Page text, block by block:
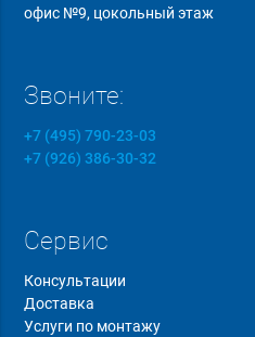
офис №9, цокольный этаж
Звоните:
+7 (495) 790-23-03
+7 (926) 386-30-32
Сервис
Консультации
Доставка
Услуги по монтажу